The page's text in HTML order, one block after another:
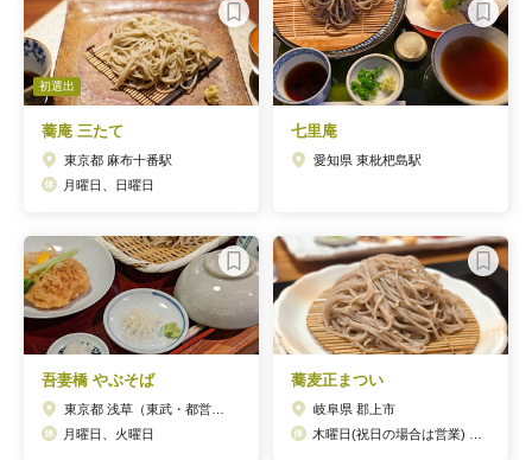
初選出
蕎庵 三たて
東京都 麻布十番駅
月曜日、日曜日
七里庵
愛知県 東枇杷島駅
吾妻橋 やぶそば
月曜日、火曜日
蕎麦正まつい
岐阜県 郡上市